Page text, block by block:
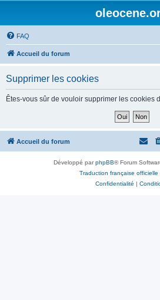
FAQ
Accueil du forum
Supprimer les cookies
Êtes-vous sûr de vouloir supprimer les cookies
Accueil du forum
Développé parphpBB® Forum
Traduction française officielle
Confidentialité |